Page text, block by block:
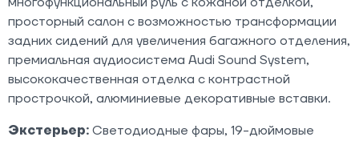
просторный салон с возможностью трансформации
задних сидений для увеличения багажного отделения,
премиальная аудиосистема Audi Sound System,
высококачественная отделка с контрастной
прострочкой, алюминиевые декоративные вставки.
Экстерьер: Светодиодные фары, 19-дюймовые